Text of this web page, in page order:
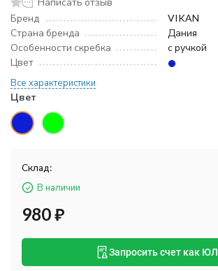
Бренд
VIKAN
Страна бренда
Дания
Особенности скребка
с ручкой
Цвет
Все характеристики
Цвет
Склад:
В наличии
980₽
Запросить счет как ЮЛ